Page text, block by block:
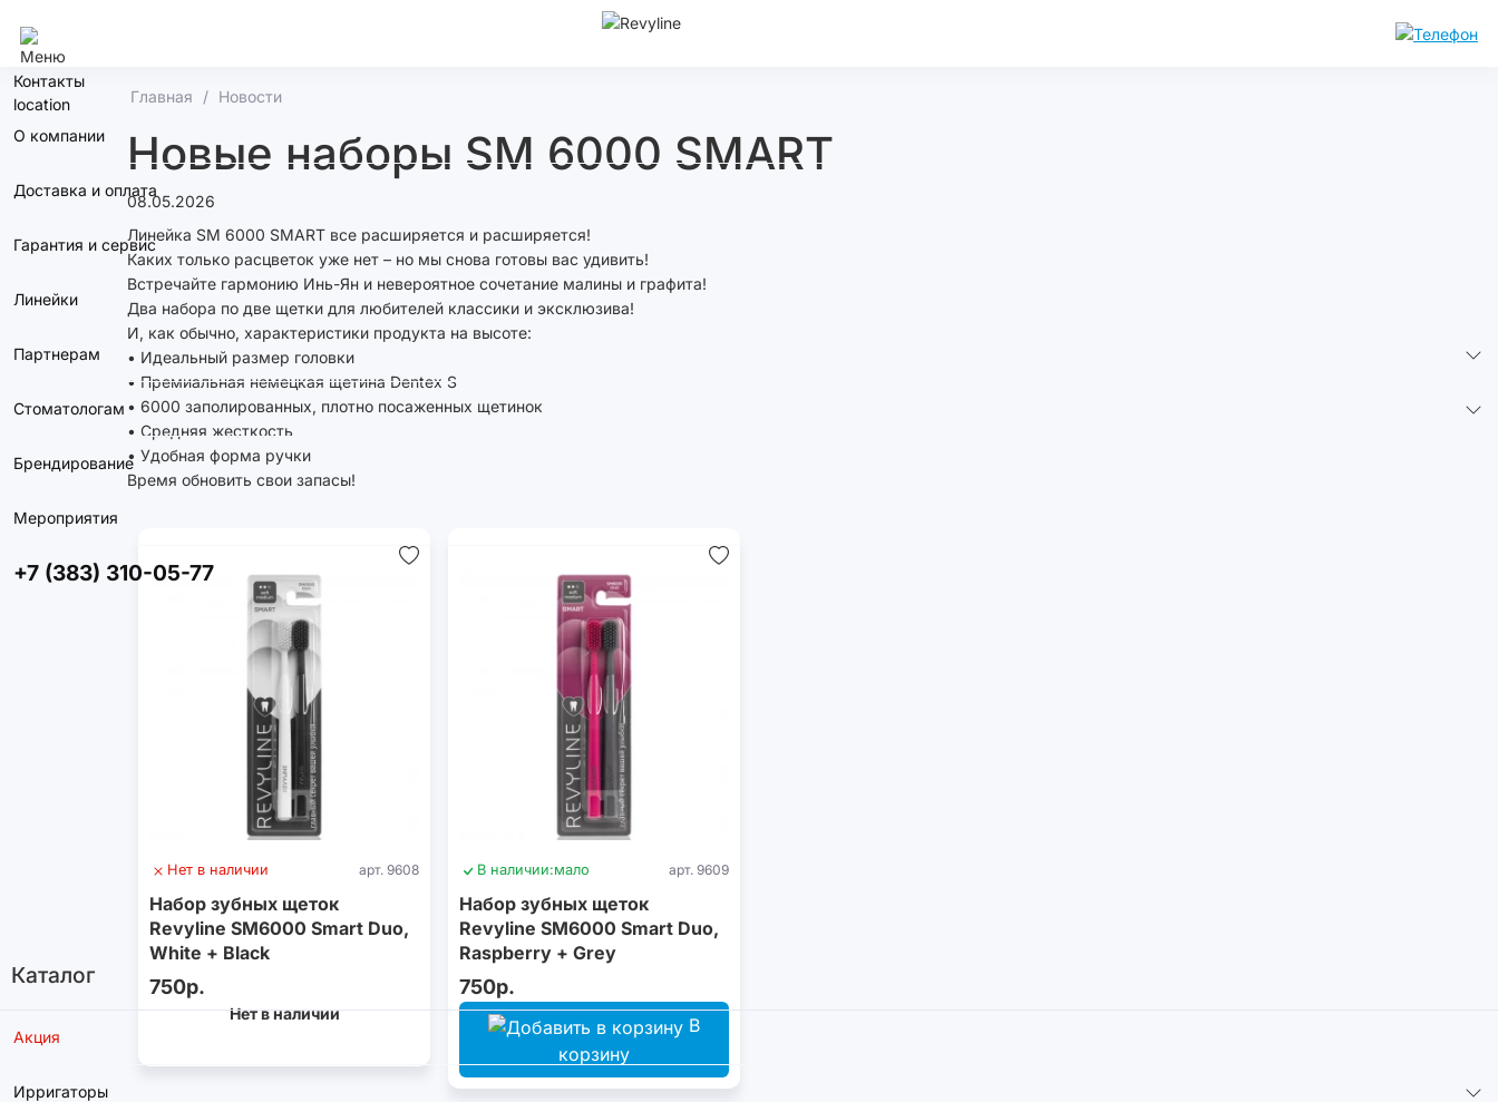
Контакты
О компании
Доставка и оплата
Гарантия и сервис
Линейки
Партнерам
Стоматологам
Брендирование
Мероприятия
+7 (383) 310-05-77
Каталог
Акция
Ирригаторы
Главная Новости
Новые наборы SM 6000 SMART
08.05.2026
Линейка SM 6000 SMART все расширяетcя и расширяется!
Каких только расцветок уже нет – но мы снова готовы вас удивить!
Встречайте гармонию Инь-Ян и невероятное сочетание малины и графита!
Два набора по две щетки для любителей классики и эксклюзива!
И, как обычно, характеристики продукта на высоте:
• Идеальный размер головки
• Премиальная немецкая щетина Dentex S
• 6000 заполированных, плотно посаженных щетинок
• Средняя жесткость
• Удобная форма ручки
Время обновить свои запасы!
Нет в наличии арт. 9608
Набор зубных щеток
Revyline SM6000 Smart Duo,
White + Black
750р.
Нет в наличии
В наличии:мало арт. 9609
Набор зубных щеток
Revyline SM6000 Smart Duo,
Raspberry + Grey
750р.
В
корзину